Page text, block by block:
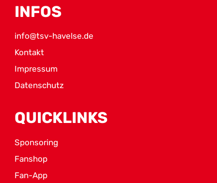
INFOS
info@tsv-havelse.de
Kontakt
Impressum
Datenschutz
QUICKLINKS
Sponsoring
Fanshop
Fan-App